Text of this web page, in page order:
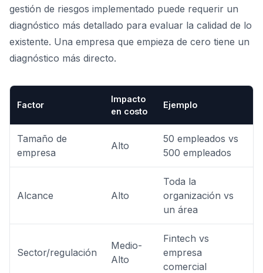
gestión de riesgos implementado puede requerir un
diagnóstico más detallado para evaluar la calidad de lo
existente. Una empresa que empieza de cero tiene un
diagnóstico más directo.
Factor
Impacto
en costo
Ejemplo
Tamaño de
empresa
Alto
50 empleados vs
500 empleados
Alcance Alto
Toda la
organización vs
un área
Sector/regulación
Medio-
Alto
Fintech vs
empresa
comercial